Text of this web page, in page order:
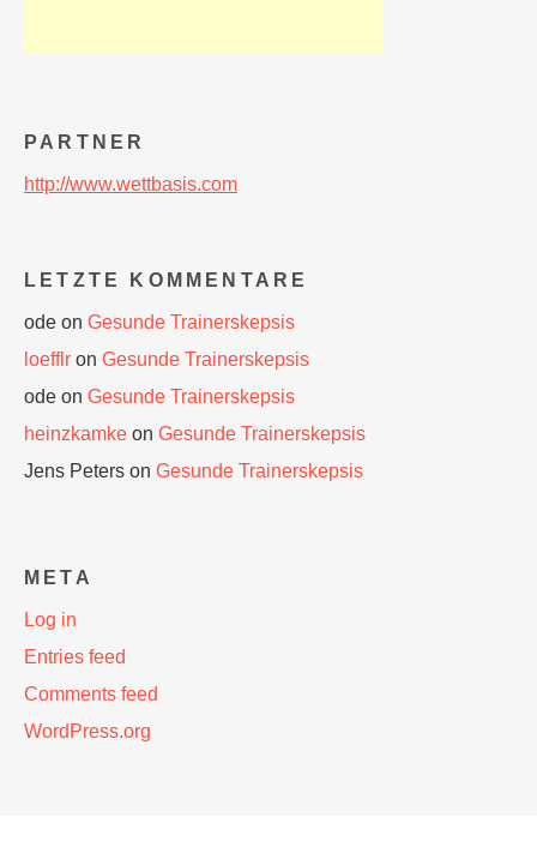
PARTNER
http://www.wettbasis.com
LETZTE KOMMENTARE
ode on Gesunde Trainerskepsis
loefflr on Gesunde Trainerskepsis
ode on Gesunde Trainerskepsis
heinzkamke on Gesunde Trainerskepsis
Jens Peters on Gesunde Trainerskepsis
META
Log in
Entries feed
Comments feed
WordPress.org